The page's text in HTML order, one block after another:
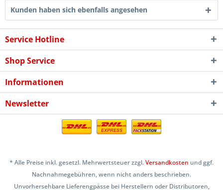
Kunden haben sich ebenfalls angesehen
Service Hotline
Shop Service
Informationen
Newsletter
* Alle Preise inkl. gesetzl. Mehrwertsteuer zzgl.Versandkosten und ggf.
Nachnahmegebühren, wenn nicht anders beschrieben.
Unvorhersehbare Lieferengpässe bei Herstellern oder Distributoren,